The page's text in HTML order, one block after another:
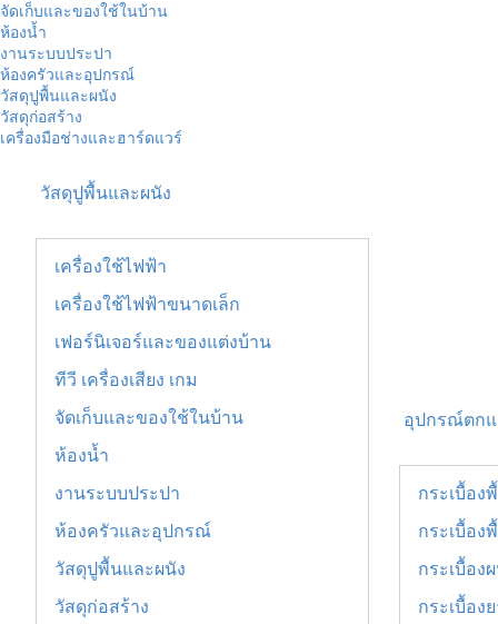
จัดเก็บและของใช้ในบ้าน
ห้องน้ำ
งานระบบประปา
ห้องครัวและอุปกรณ์
วัสดุปูพื้นและผนัง
วัสดุก่อสร้าง
เครื่องมือช่างและฮาร์ดแวร์
วัสดุปูพื้นและผนัง
เครื่องใช้ไฟฟ้า
เครื่องใช้ไฟฟ้าขนาดเล็ก
เฟอร์นิเจอร์และของแต่งบ้าน
ทีวี เครื่องเสียง เกม
จัดเก็บและของใช้ในบ้าน
ห้องน้ำ
งานระบบประปา
ห้องครัวและอุปกรณ์
วัสดุปูพื้นและผนัง
วัสดุก่อสร้าง
อุปกรณ์ตก
กระเบื้อง
กระเบื้อง
กระเบื้อง
กระเบื้อง